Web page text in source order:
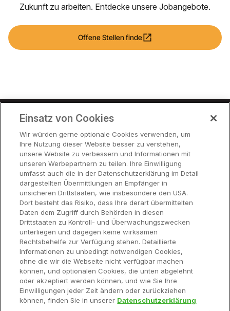
Zukunft zu arbeiten. Entdecke unsere Jobangebote.
Offene Stellen findeopen_in_new
Preise
Partner
Hilfe
Funktionen
Hardware
Über Uns
Einsatz von Cookies
Wir würden gerne optionale Cookies verwenden, um
Ihre Nutzung dieser Website besser zu verstehen,
unsere Website zu verbessern und Informationen mit
unseren Werbepartnern zu teilen. Ihre Einwilligung
umfasst auch die in der Datenschutzerklärung im Detail
dargestellten Übermittlungen an Empfänger in
unsicheren Drittstaaten, wie insbesondere den USA.
Dort besteht das Risiko, dass Ihre derart übermittelten
Daten dem Zugriff durch Behörden in diesen
Drittstaaten zu Kontroll- und Überwachungszwecken
unterliegen und dagegen keine wirksamen
Rechtsbehelfe zur Verfügung stehen. Detaillierte
Informationen zu unbedingt notwendigen Cookies,
ohne die wir die Webseite nicht verfügbar machen
können, und optionalen Cookies, die unten abgelehnt
oder akzeptiert werden können, und wie Sie Ihre
Einwilligungen jeder Zeit ändern oder zurückziehen
können, finden Sie in unserer Datenschutzerklärung